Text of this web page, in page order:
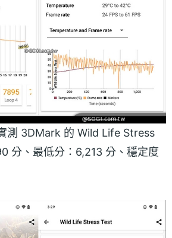
測 3DMark 的 Wild Life Stress
分、最低分：6,213 分、穩定度